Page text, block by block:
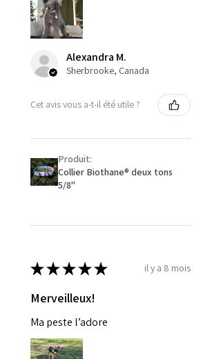
Alexandra M.
Sherbrooke, Canada
Cet avis vous a-t-il été utile ?
Produit:
Collier Biothane® deux tons
5/8''
★★★★★ il y a 8 mois
Merveilleux!
Ma peste l’adore